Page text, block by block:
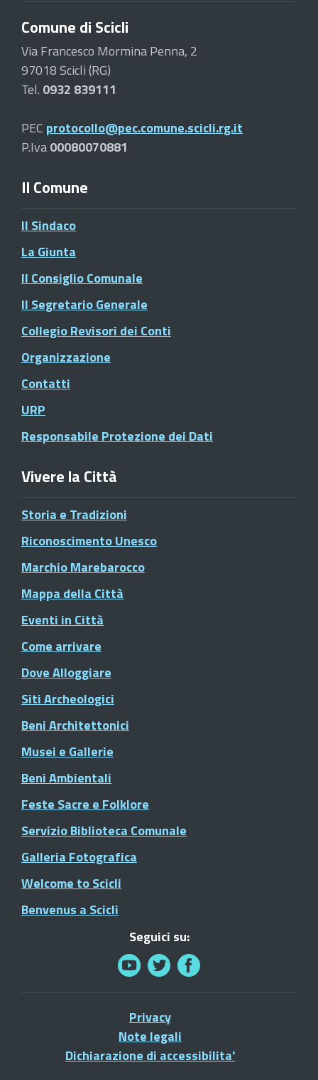
Comune di Scicli
Via Francesco Mormina Penna, 2
97018 Scicli (RG)
Tel. 0932 839111
PEC protocollo@pec.comune.scicli.rg.it
P.Iva00080070881
Il Comune
Il Sindaco
La Giunta
Il Consiglio Comunale
Il Segretario Generale
Collegio Revisori dei Conti
Organizzazione
Contatti
URP
Responsabile Protezione dei Dati
Vivere la Città
Storia e Tradizioni
Riconoscimento Unesco
Marchio Marebarocco
Mappa della Città
Eventi in Città
Come arrivare
Dove Alloggiare
Siti Archeologici
Beni Architettonici
Musei e Gallerie
Beni Ambientali
Feste Sacre e Folklore
Servizio Biblioteca Comunale
Galleria Fotografica
Welcome to Scicli
Benvenus a Scicli
Seguici su:
Privacy
Note legali
Dichiarazione di accessibilita'